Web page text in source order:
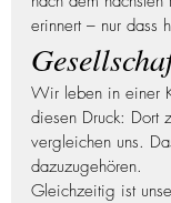
erinnert – nur dass
Wir leben in einer
diesen Druck: Dort
vergleichen uns.
dazuzugehören.
Gleichzeitig ist